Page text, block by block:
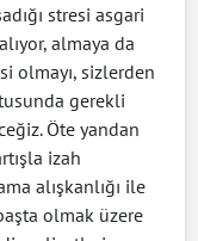
stresi asgari
almaya da
olmayı, sizlerden
gerekli
Öte yandan
izah
alışkanlığı ile
olmak üzere